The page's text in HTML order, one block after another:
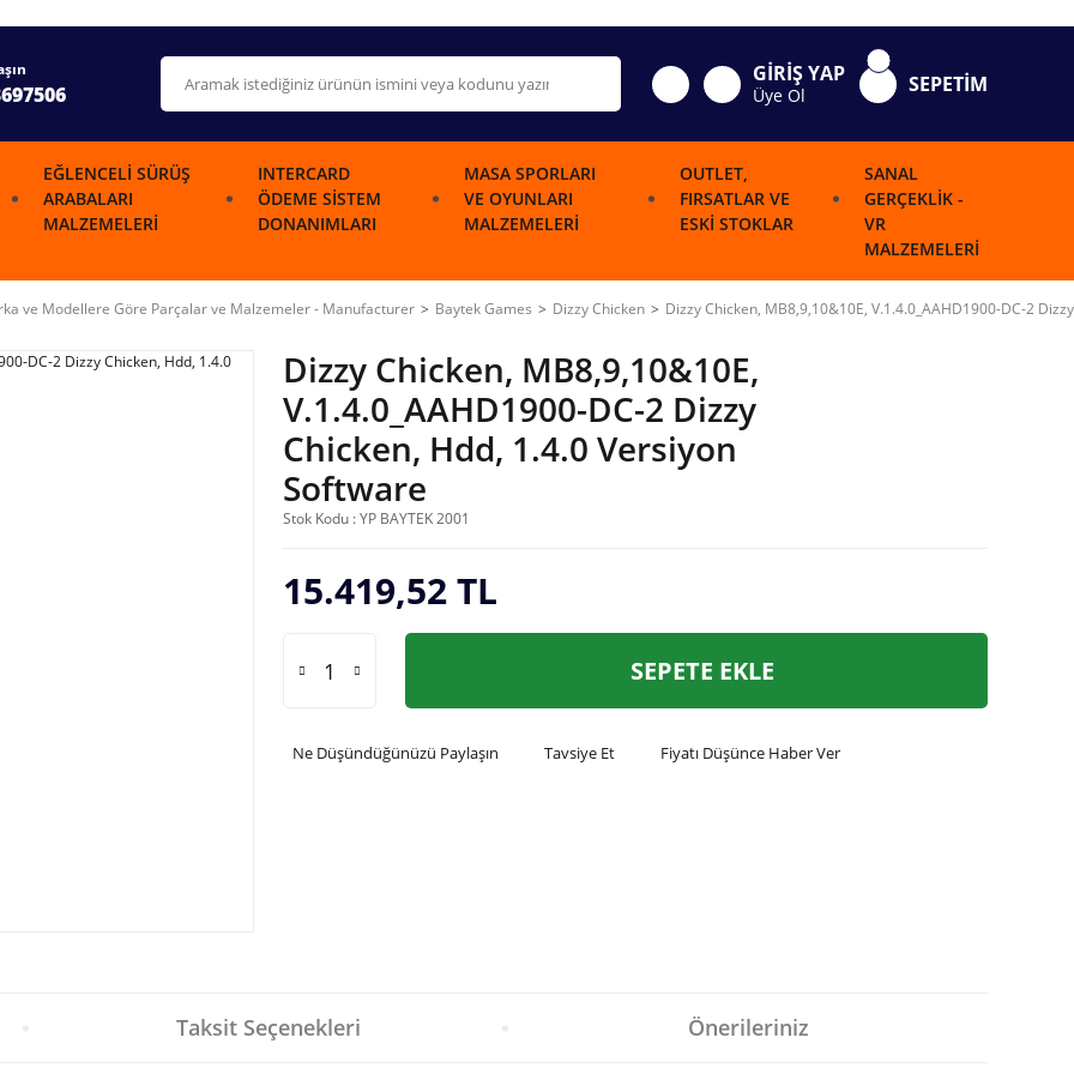
GİRİŞ YAP
Üye Ol SEPETİM
EĞLENCELI SÜRÜŞ
ARABALARI
MALZEMELERI
INTERCARD
ÖDEME SISTEM
DONANIMLARI
MASA SPORLARI
VE OYUNLARI
MALZEMELERI
OUTLET,
FIRSATLAR VE
ESKI STOKLAR
SANAL
GERÇEKLIK -
VR
MALZEMELERI
ve Modellere Göre Parçalar ve Malzemeler - Manufacturer Baytek Games Dizzy Chicken Dizzy Chicken, MB8,9,10&10E, V.1.4.0_AAHD1900-DC-2
Dizzy Chicken, MB8,9,10&10E,
V.1.4.0_AAHD1900-DC-2 Dizzy
Chicken, Hdd, 1.4.0 Versiyon
Software
Stok Kodu : YP BAYTEK 2001
15.419,52 TL
SEPETE EKLE
Ne Düşündüğünüzü Paylaşın Tavsiye Et Fiyatı Düşünce Haber Ver
Taksit Seçenekleri Önerileriniz